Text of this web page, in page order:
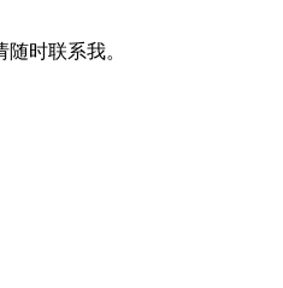
时联系我。